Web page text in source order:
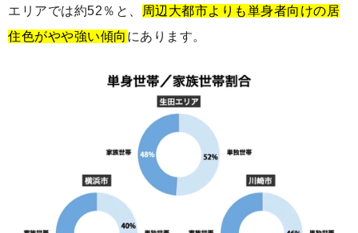
エリアでは約52％と、
周辺大都市よりも単身者向けの居
住色がやや強い傾向 にあります。